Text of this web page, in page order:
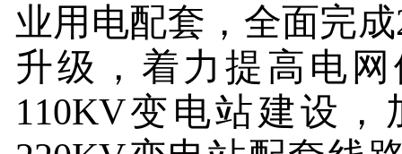
业用电配套，全面完成
升级，着力提高电
110KV变电站建设，